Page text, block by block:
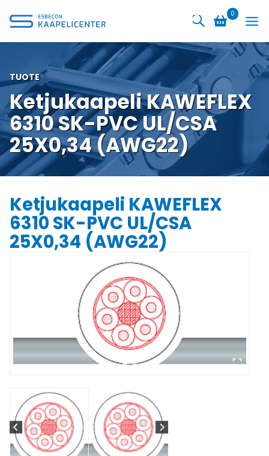
sisältöön
0
TUOTE
Ketjukaapeli KAWEFLEX
6310 SK-PVC UL/CSA
25X0,34 (AWG22)
Ketjukaapeli KAWEFLEX
6310 SK-PVC UL/CSA
25X0,34 (AWG22)